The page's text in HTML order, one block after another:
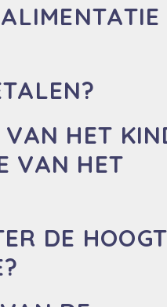
HET
VAN HET
DE